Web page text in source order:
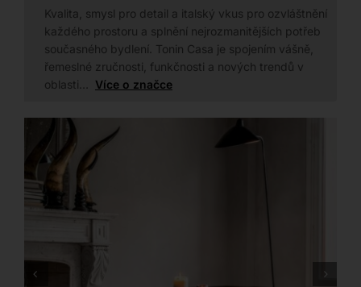
Kvalita, smysl pro detail a italský vkus pro ozvláštnění
každého prostoru a splnění nejrozmanitějších potřeb
současného bydlení. Tonin Casa je spojením vášně,
řemeslné zručnosti, funkčnosti a nových trendů v
oblasti… Více o značce